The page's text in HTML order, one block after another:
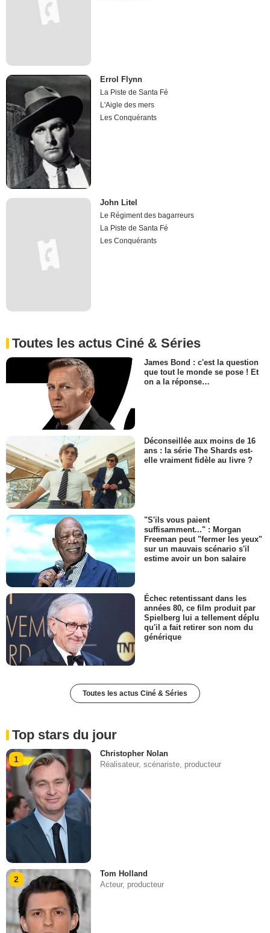
Errol Flynn
La Piste de Santa Fé
L'Aigle des mers
Les Conquérants
John Litel
Le Régiment des bagarreurs
La Piste de Santa Fé
Les Conquérants
Toutes les actus Ciné & Séries
James Bond : c'est la question
que tout le monde se pose ! Et
on a la réponse…
Déconseillée aux moins de 16
ans : la série The Shards est-
elle vraiment fidèle au livre ?
"S'ils vous paient
suffisamment..." : Morgan
Freeman peut "fermer les yeux"
sur un mauvais scénario s'il
estime avoir un bon salaire
Échec retentissant dans les
années 80, ce film produit par
Spielberg lui a tellement déplu
qu'il a fait retirer son nom du
générique
Toutes les actus Ciné & Séries
Top stars du jour
1
Christopher Nolan
Réalisateur, scénariste, producteur
2
Tom Holland
Acteur, producteur